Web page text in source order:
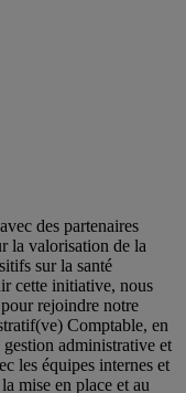
des partenaires
la valorisation de la
sur la santé
cette initiative, nous
rejoindre notre
Comptable, en
administrative et
les équipes internes et
mise en place et au